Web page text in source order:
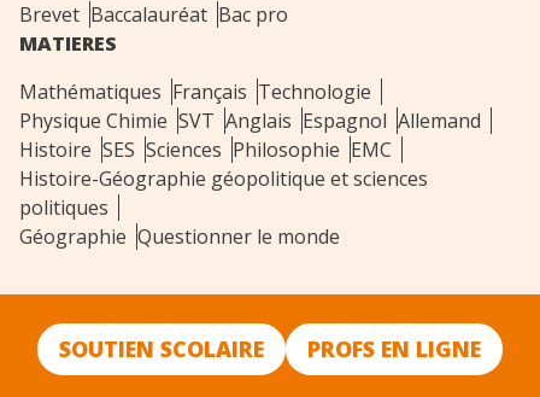
Brevet Baccalauréat Bac pro
MATIERES
Mathématiques Français Technologie
Physique Chimie SVT Anglais Espagnol Allemand
Histoire SES Sciences Philosophie EMC
Histoire-Géographie géopolitique et sciences
politiques
Géographie Questionner le monde
SOUTIEN SCOLAIRE PROFS EN LIGNE